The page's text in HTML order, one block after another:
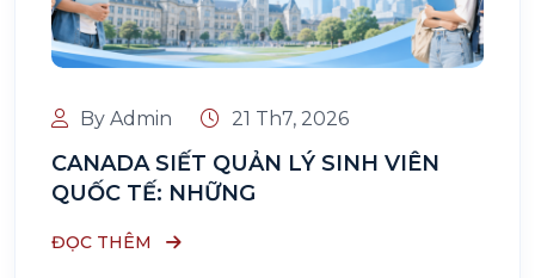
By Admin 21 Th7, 2026
CANADA SIẾT QUẢN LÝ SINH VIÊN
QUỐC TẾ: NHỮNG
ĐỌC THÊM